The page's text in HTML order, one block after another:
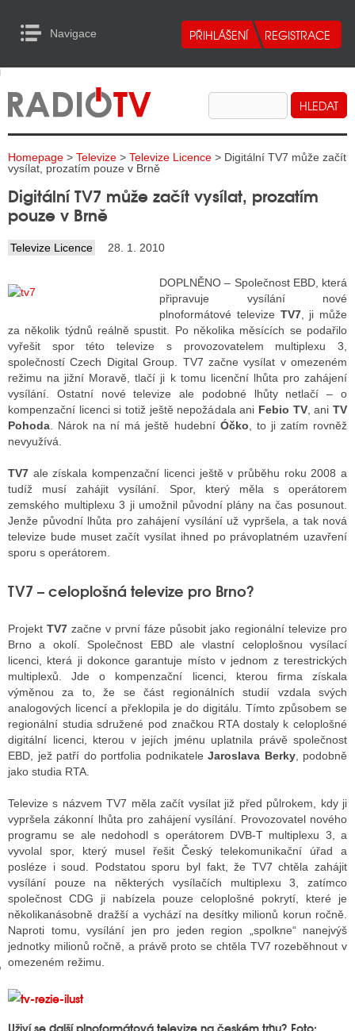
Navigace
RADIA
TELEVIZE
INTERNET
TISK
RADIA
VYSÍLAČE
TELEVIZE
TELEVIZÍ
VYSÍLAČE
INTERNET
RÁDIA
STRÁNKY RÁDIÍ
TISK
STÁT BLOGEREM
BLOGERA
DISKUTÉRA NA RADIOTV
STARŠÍCH DISKUZÍ
to Content
Homepage > Televize > Televize Licence > Digitální TV7 může začít
vysílat, prozatím pouze v Brně
Digitální TV7 může začít vysílat, prozatím
pouze v Brně
Televize Licence 28. 1. 2010
DOPLNĚNO – Společnost EBD, která
připravuje vysílání nové
plnoformátové televize TV7, ji může
za několik týdnů reálně spustit. Po několika měsících se podařilo
vyřešit spor této televize s provozovatelem multiplexu 3,
společností Czech Digital Group. TV7 začne vysílat v omezeném
režimu na jižní Moravě, tlačí ji k tomu licenční lhůta pro zahájení
vysílání. Ostatní nové televize ale podobné lhůty netlačí – o
kompenzační licenci si totiž ještě nepožádala ani Febio TV, aniTV
Pohoda . Nárok na ní má ještě hudební Óčko , to ji zatím rovněž
nevyužívá.
TV7 ale získala kompenzační licenci ještě v průběhu roku 2008 a
tudíž musí zahájit vysílání. Spor, který měla s operátorem
zemského multiplexu 3 ji umožnil původní plány na čas posunout.
Jenže původní lhůta pro zahájení vysílání už vypršela, a tak nová
televize bude muset začít vysílat ihned po právoplatném uzavření
sporu s operátorem.
TV7 – celoplošná televize pro Brno?
Projekt TV7 začne v první fáze působit jako regionální televize pro
Brno a okolí. Společnost EBD ale vlastní celoplošnou vysílací
licenci, která ji dokonce garantuje místo v jednom z terestrických
multiplexů. Jde o kompenzační licenci, kterou firma získala
výměnou za to, že se část regionálních studií vzdala svých
analogových licencí a překlopila je do digitálu. Tímto způsobem se
regionální studia sdružené pod značkou RTA dostaly k celoplošné
digitální licenci, kterou v jejích jménu uplatnila právě společnost
EBD, jež patří do portfolia podnikatele Jaroslava Berky, podobně
jako studia RTA.
Televize s názvem TV7 měla začít vysílat již před půlrokem, kdy ji
vypršela zákonní lhůta pro zahájení vysílání. Provozovatel nového
programu se ale nedohodl s operátorem DVB-T multiplexu 3, a
vyvolal spor, který musel řešit Český telekomunikační úřad a
posléze i soud. Podstatou sporu byl fakt, že TV7 chtěla zahájit
vysílání pouze na některých vysílačích multiplexu 3, zatímco
společnost CDG ji nabízela pouze celoplošné pokrytí, které je
několikanásobně dražší a vychází na desítky milionů korun ročně.
Naproti tomu, vysílání jen pro jeden region „spolkne“ nanejvýš
jednotky milionů ročně, a právě proto se chtěla TV7 rozeběhnout v
omezeném režimu.